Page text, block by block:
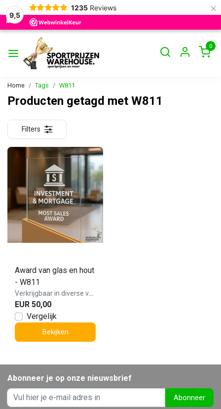
9,5
1235 Reviews ×
0
Home Tags W811
Producten getagd met W811
Filters
Award van glas en hout
- W811
EUR 50,00
Vergelijk
Bekijken
Abonneer je op onze nieuwsbrief
Abonneer